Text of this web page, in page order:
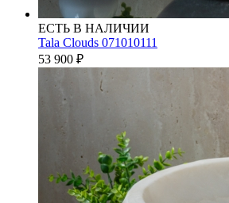
ЕСТЬ В НАЛИЧИИ
Tala Clouds 071010111
53 900 ₽